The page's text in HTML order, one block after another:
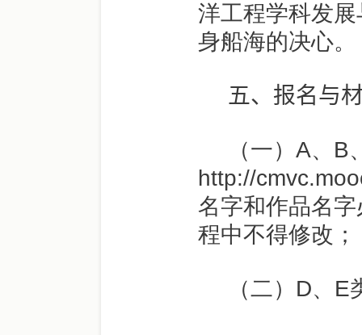
洋工程学科发
身船海的决心。
五、报名与
（一）A、 B
http://
名字和作品名
程中不得修改；
（二） D、 E